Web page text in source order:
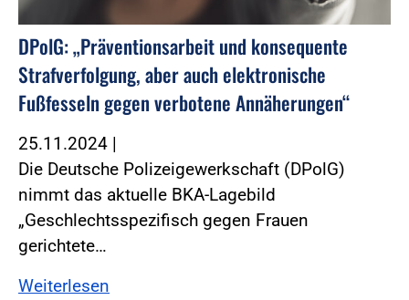
DPolG: „Präventionsarbeit und konsequente
Strafverfolgung, aber auch elektronische
Fußfesseln gegen verbotene Annäherungen“
25.11.2024 |
Die Deutsche Polizeigewerkschaft (DPolG)
nimmt das aktuelle BKA-Lagebild
„Geschlechtsspezifisch gegen Frauen
gerichtete…
Weiterlesen